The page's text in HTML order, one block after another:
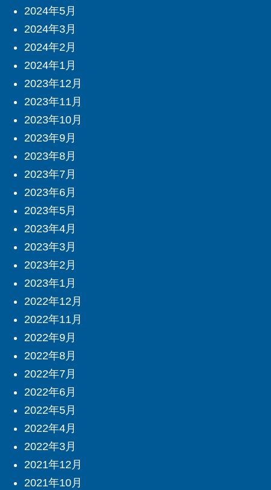
2024年5月
2024年3月
2024年2月
2024年1月
2023年12月
2023年11月
2023年10月
2023年9月
2023年8月
2023年7月
2023年6月
2023年5月
2023年4月
2023年3月
2023年2月
2023年1月
2022年12月
2022年11月
2022年9月
2022年8月
2022年7月
2022年6月
2022年5月
2022年4月
2022年3月
2021年12月
2021年10月